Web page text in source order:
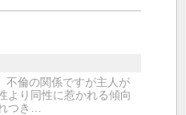
不倫の関係ですが主人が
より同性に惹かれる傾向
つき…